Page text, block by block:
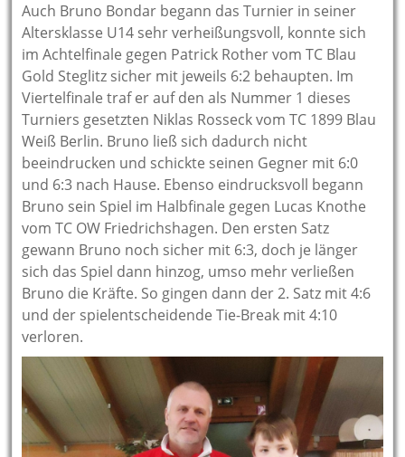
Auch Bruno Bondar begann das Turnier in seiner
Altersklasse U14 sehr verheißungsvoll, konnte sich
im Achtelfinale gegen Patrick Rother vom TC Blau
Gold Steglitz sicher mit jeweils 6:2 behaupten. Im
Viertelfinale traf er auf den als Nummer 1 dieses
Turniers gesetzten Niklas Rosseck vom TC 1899 Blau
Weiß Berlin. Bruno ließ sich dadurch nicht
beeindrucken und schickte seinen Gegner mit 6:0
und 6:3 nach Hause. Ebenso eindrucksvoll begann
Bruno sein Spiel im Halbfinale gegen Lucas Knothe
vom TC OW Friedrichshagen. Den ersten Satz
gewann Bruno noch sicher mit 6:3, doch je länger
sich das Spiel dann hinzog, umso mehr verließen
Bruno die Kräfte. So gingen dann der 2. Satz mit 4:6
und der spielentscheidende Tie-Break mit 4:10
verloren.